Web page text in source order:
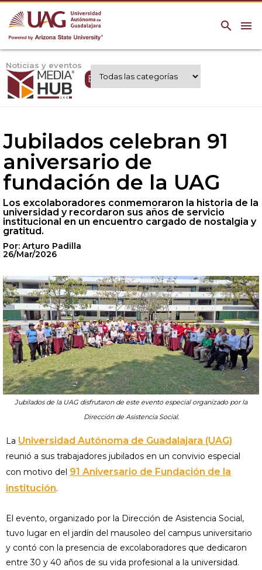
menu
search
Noticias y eventos
Expertos UAG
Jubilados celebran 91
aniversario de
fundación de la UAG
Los excolaboradores conmemoraron la historia de la
universidad y recordaron sus años de servicio
institucional en un encuentro cargado de nostalgia y
gratitud.
Por: Arturo Padilla
26/Mar/2026
Jubilados de la UAG disfrutaron de este evento especial organizado por la
Dirección de Asistencia Social.
La Universidad Autónoma de Guadalajara (UAG)
reunió a sus trabajadores jubilados en un convivio especial
con motivo del 91 Aniversario de Fundación de la
institución.
El evento, organizado por la Dirección de Asistencia Social,
tuvo lugar en el jardín del mausoleo del campus universitario
y contó con la presencia de excolaboradores que dedicaron
entre 30 y 40 años de su vida profesional a la universidad.